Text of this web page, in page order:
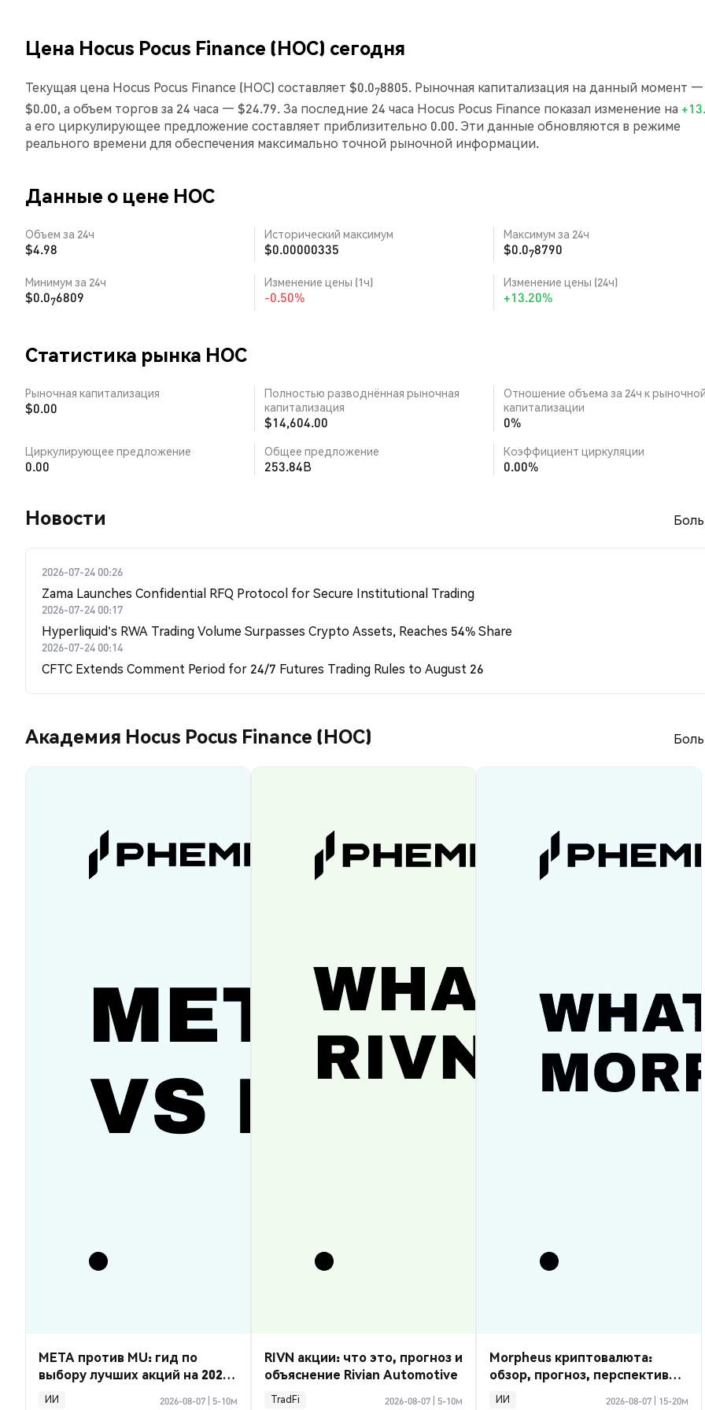
Цена Hocus Pocus Finance (HOC) сегодня
Текущая цена Hocus Pocus Finance (HOC) составляет $0.078805. Рыночная капитализация на данный момент —
$0.00, а объем торгов за 24 часа — $24.79. За последние 24 часа Hocus Pocus Finance показал изменение на
а его циркулирующее предложение составляет приблизительно 0.00. Эти данные обновляются в режиме
реального времени для обеспечения максимально точной рыночной информации.
Данные о цене HOC
Объем за 24ч
$4.98
Исторический максимум
$0.00000335
Максимум за 24ч
$0.078790
Минимум за 24ч
$0.076809
Изменение цены (1ч)
-0.50%
Изменение цены (24ч)
+13.20%
Статистика рынка HOC
Рыночная капитализация
$0.00
Полностью разводнённая рыночная
капитализация
$14,604.00
Отношение объема за 24ч к
капитализации
0%
Циркулирующее предложение
0.00
Общее предложение
253.84B
Коэффициент циркуляции
0.00%
Новости
2026-07-24 00:26
Zama Launches Confidential RFQ Protocol for Secure Institutional Trading
2026-07-24 00:17
Hyperliquid's RWA Trading Volume Surpasses Crypto Assets, Reaches 54% Share
2026-07-24 00:14
CFTC Extends Comment Period for 24/7 Futures Trading Rules to August 26
Академия Hocus Pocus Finance (HOC)
META против MU: гид по
выбору лучших акций на 2026
год
ИИ 2026-08-07 5-10м
RIVN акции: что это, прогноз и
объяснение Rivian Automotive
TradFi 2026-08-07 5-10м
Morpheus криптовалюта:
обзор, прогноз, перспективы
2026
ИИ 2026-08-07 15-20м